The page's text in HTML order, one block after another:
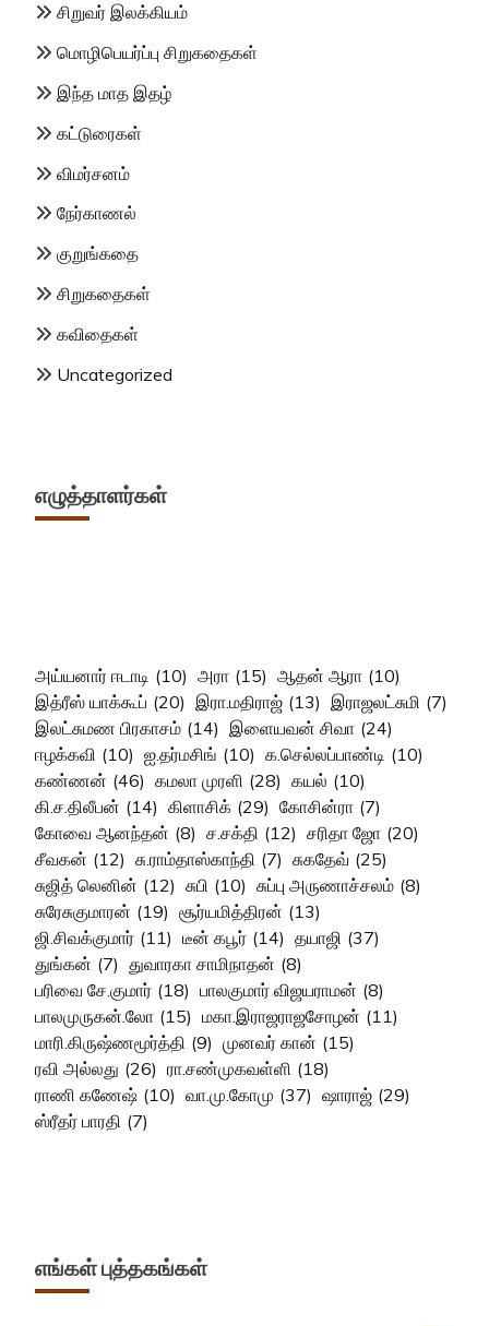
சிறுவர் இலக்கியம்
மொழிபெயர்ப்பு சிறுகதைகள்
இந்த மாத இதழ்
கட்டுரைகள்
விமர்சனம்
நேர்காணல்
குறுங்கதை
சிறுகதைகள்
கவிதைகள்
Uncategorized
எழுத்தாளர்கள்
அய்யனார் ஈடாடி (10) அரா (15) ஆதன் ஆரா (10)
இத்ரீஸ் யாக்கூப் (20) இரா.மதிராஜ் (13) இராஜலட்சுமி (7)
இலட்சுமண பிரகாசம் (14) இளையவன் சிவா (24)
ஈழக்கவி (10) ஐ.தர்மசிங் (10) க.செல்லப்பாண்டி (10)
கண்ணன் (46) கமலா முரளி (28) கயல் (10)
கி.ச.திலீபன் (14) கிளாசிக் (29) கோசின்ரா (7)
கோவை ஆனந்தன் (8) ச.சக்தி (12) சரிதா ஜோ (20)
சீவகன் (12) சு.ராம்தாஸ்காந்தி (7) சுகதேவ் (25)
சுஜித் லெனின் (12) சுபி (10) சுப்பு அருணாச்சலம் (8)
சுரேசுகுமாரன் (19) சூர்யமித்திரன் (13)
ஜி.சிவக்குமார் (11) டீன் கபூர் (14) தயாஜி (37)
துங்கன் (7) துவாரகா சாமிநாதன் (8)
பரிவை சே.குமார் (18) பாலகுமார் விஜயராமன் (8)
பாலமுருகன்.லோ (15) மகா.இராஜராஜசோழன் (11)
மாரி.கிருஷ்ணமூர்த்தி (9) முனவர் கான் (15)
ரவி அல்லது (26) ரா.சண்முகவள்ளி (18)
ராணி கணேஷ் (10) வா.மு.கோமு (37) ஷாராஜ் (29)
ஸ்ரீதர் பாரதி (7)
எங்கள் புத்தகங்கள்